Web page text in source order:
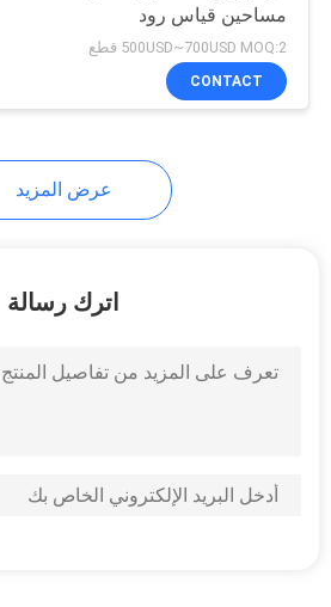
المحطة
31
مساحين قياس رود
DL101C
500USD~700USD MOQ:2 قطع
CONTACT
عرض المزيد
اترك رسالة